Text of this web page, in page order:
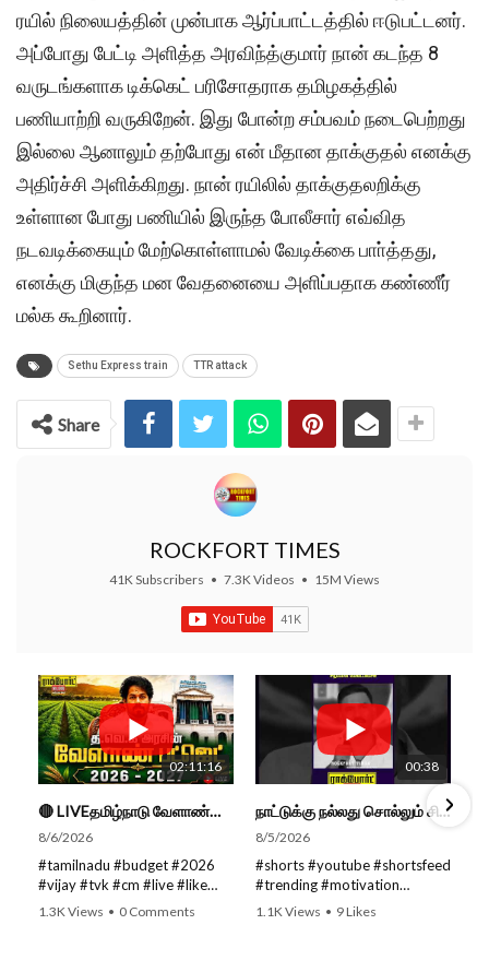
ரயில் நிலையத்தின் முன்பாக ஆர்ப்பாட்டத்தில் ஈடுபட்டனர்.
அப்போது பேட்டி அளித்த அரவிந்த்குமார் நான் கடந்த 8
வருடங்களாக டிக்கெட் பரிசோதராக தமிழகத்தில்
பணியாற்றி வருகிறேன். இது போன்ற சம்பவம் நடைபெற்றது
இல்லை ஆனாலும் தற்போது என் மீதான தாக்குதல் எனக்கு
அதிர்ச்சி அளிக்கிறது. நான் ரயிலில் தாக்குதலறிக்கு
உள்ளான போது பணியில் இருந்த போலீசார் எவ்வித
நடவடிக்கையும் மேற்கொள்ளாமல் வேடிக்கை பாா்த்தது,
எனக்கு மிகுந்த மன வேதனையை அளிப்பதாக கண்ணீர்
மல்க கூறினார்.
Sethu Express train TTR attack
Share
ROCKFORT TIMES
41K Subscribers • 7.3K Videos • 15M Views
02:11:16
🔴 LIVEதமிழ்நாடு வேளாண்மை நிதிநிலை அறிக்கை - 2026-27 |TN Agriculture Budget #live #budget #video #cm
8/6/2026
#tamilnadu #budget #2026
#vijay #tvk #cm #live #like
#viral #nowtrending #video
1.3K Views • 0 Comments
00:38
நாட்டுக்கு நல்லது சொல்லும் சிறப்பான மேடைப்பேச்சு... #shorts #subscribe #video
8/5/2026
#shorts #youtube #shortsfeed
#trending #motivation
#nowtrending #subscribe
1.1K Views • 9 Likes